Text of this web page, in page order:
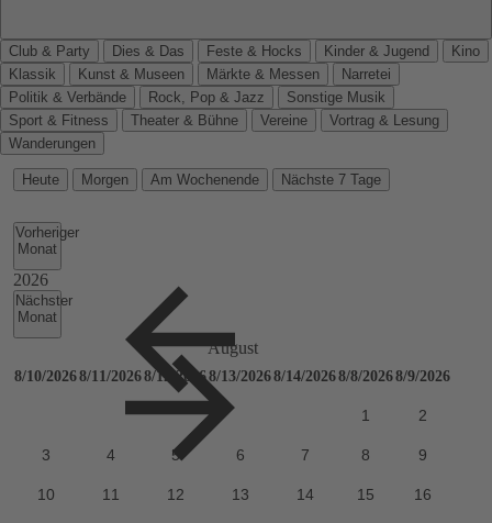
Club & Party Dies & Das Feste & Hocks Kinder & Jugend
Kino
Klassik
Kunst & Museen Märkte & Messen
Narretei
Politik & Verbände
Rock, Pop & Jazz
Sonstige Musik
Sport & Fitness
Theater & Bühne Vereine
Vortrag & Lesung
Wanderungen
Heute Morgen Am Wochenende Nächste 7 Tage
Vorheriger
Monat
Nächster
Monat